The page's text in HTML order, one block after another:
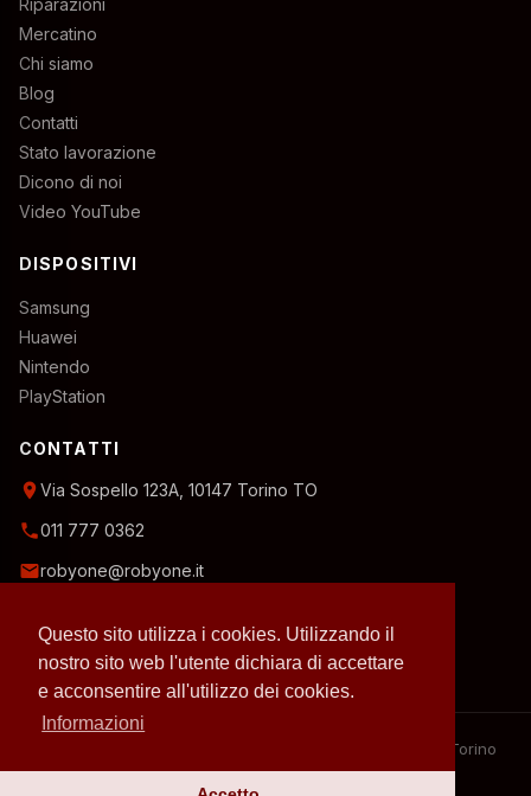
Questo sito utilizza i cookies. Utilizzando il
nostro sito web l'utente dichiara di accettare
e acconsentire all'utilizzo dei cookies.
Informazioni
Riparazioni
Mercatino
Chi siamo
Blog
Contatti
Stato lavorazione
Dicono di noi
Video YouTube
DISPOSITIVI
Samsung
Huawei
Nintendo
PlayStation
CONTATTI
location_onVia Sospello 123A, 10147 Torino TO
phone011 777 0362
emailrobyone@robyone.it
Mar, Gio, Sab: 10:00–12:30Domenica: chiuso
– 2026 RobyOne – Laboratorio riparazioni specializzato a Torino
– P.IVA 07636130010